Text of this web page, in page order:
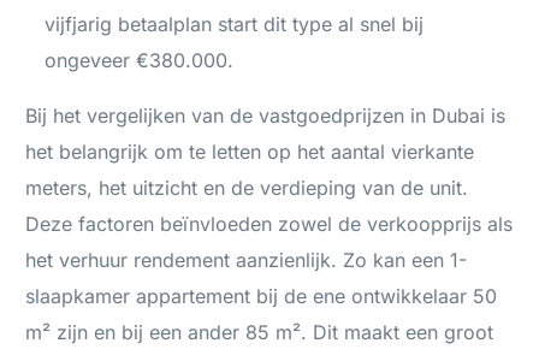
vijfjarig betaalplan start dit type al snel bij
ongeveer €380.000.
Bij het vergelijken van de vastgoedprijzen in Dubai is
het belangrijk om te letten op het aantal vierkante
meters, het uitzicht en de verdieping van de unit.
Deze factoren beïnvloeden zowel de verkoopprijs als
het verhuur rendement aanzienlijk. Zo kan een 1-
slaapkamer appartement bij de ene ontwikkelaar 50
m² zijn en bij een ander 85 m². Dit maakt een groot